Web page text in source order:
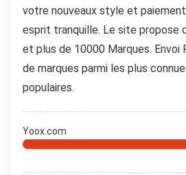
votre nouveaux style et
esprit tranquille. Le site propose
et plus de 10000 Marques. Envoi
de marques parmi les plus
populaires.
Yoox.com